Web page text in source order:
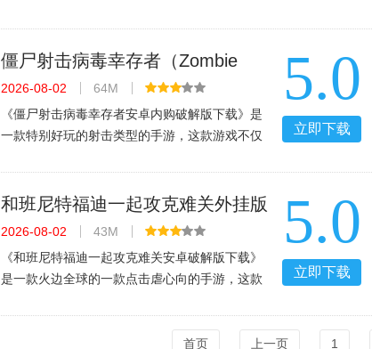
趣，现在登录游戏还有丰富大礼等你拿
僵尸射击病毒幸存者（Zombie
Shoot:Pandemic Survivor）中文版
v1.0
2026-08-02
64M
《僵尸射击病毒幸存者安卓内购破解版下载》是
一款特别好玩的射击类型的手游，这款游戏不仅
手游网站这里来看看吧！僵尸射击病
5.0
立即下载
和班尼特福迪一起攻克难关外挂版
v1.0 外挂版
2026-08-02
43M
《和班尼特福迪一起攻克难关安卓破解版下载》
是一款火边全球的一款点击虐心向的手游，这款
游网站这里下载试玩吧！游戏简介《
5.0
立即下载
首页 上一页 1